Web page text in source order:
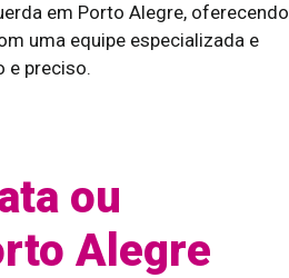
em Porto Alegre, oferecendo
uma equipe especializada e
e preciso.
ou
Alegre